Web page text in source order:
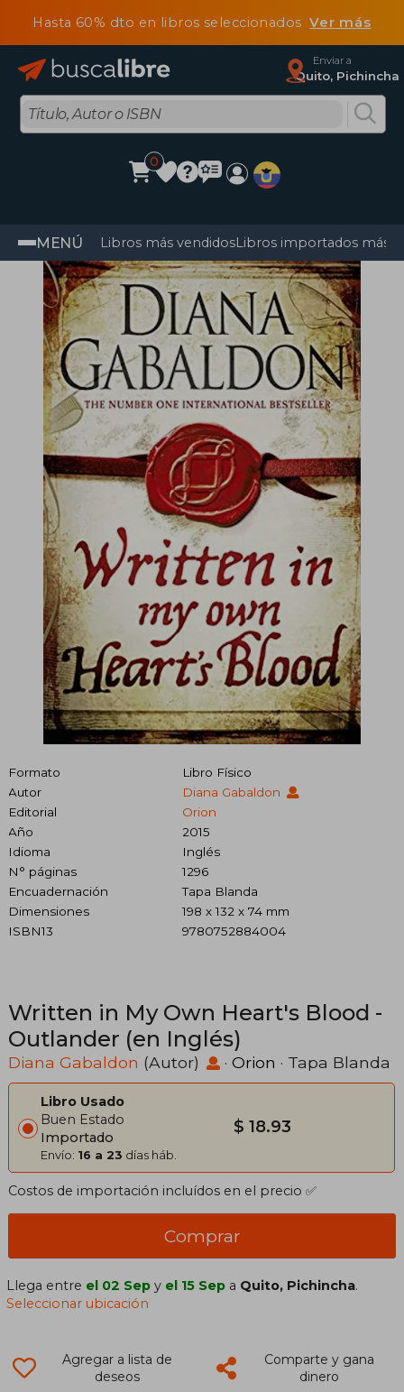
Hasta 60% dto en libros seleccionadosVer más
Enviar a
Quito, Pichincha
0
MENÚ Libros más vendidosLibros importados más
Formato
Libro Físico
Autor
Diana Gabaldon
Editorial
Orion
Año
2015
Idioma
Inglés
N° páginas
1296
Encuadernación
Tapa Blanda
Dimensiones
198 x 132 x 74 mm
ISBN13
9780752884004
Written in My Own Heart's Blood -
Outlander (en Inglés)
Diana Gabaldon (Autor) · Orion · Tapa Blanda
Libro Usado
Buen Estado
Importado
Envío: 16 a 23 días háb.
$ 18.93
Costos de importación incluídos en el precio ✅
Comprar
Llega entre el 02 Sep y el 15 Sep a Quito, Pichincha.
Seleccionar ubicación
Agregar a lista de
deseos
Comparte y gana
dinero